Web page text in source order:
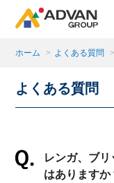
商品ページにある
商品がここに表示
ホーム > よくある質問 >
よくある質問
レンガ、ブ
はありますか